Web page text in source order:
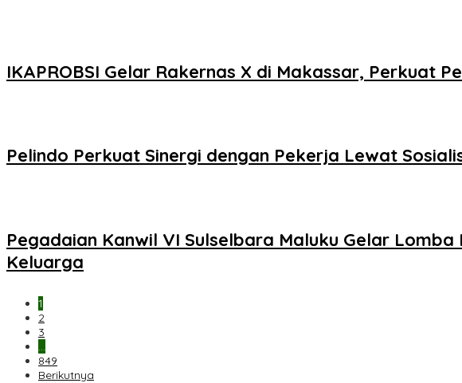
IKAPROBSI Gelar Rakernas X di Makassar, Perkuat
Pelindo Perkuat Sinergi dengan Pekerja Lewat
Pegadaian Kanwil VI Sulselbara Maluku Gelar
Keluarga
1
2
3
…
849
Berikutnya